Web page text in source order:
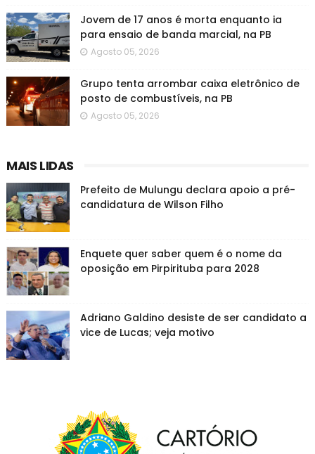
Jovem de 17 anos é morta enquanto ia
para ensaio de banda marcial, na PB
Agosto 05, 2026
Grupo tenta arrombar caixa eletrônico de
posto de combustíveis, na PB
Agosto 05, 2026
MAIS LIDAS
Prefeito de Mulungu declara apoio a pré-
candidatura de Wilson Filho
Enquete quer saber quem é o nome da
oposição em Pirpirituba para 2028
Adriano Galdino desiste de ser candidato a
vice de Lucas; veja motivo